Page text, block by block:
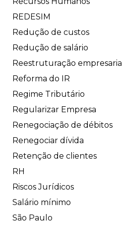
REDESIM
Redução de custos
Redução de salário
Reestruturação empresarial
Reforma do IR
Regime Tributário
Regularizar Empresa
Renegociação de débitos
Renegociar dívida
Retenção de clientes
RH
Riscos Jurídicos
Salário mínimo
São Paulo